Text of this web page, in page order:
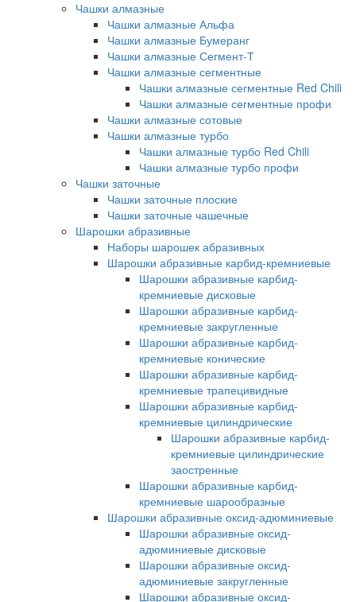
Чашки алмазные
Чашки алмазные Альфа
Чашки алмазные Бумеранг
Чашки алмазные Сегмент-Т
Чашки алмазные сегментные
Чашки алмазные сегментные Red Chili
Чашки алмазные сегментные профи
Чашки алмазные сотовые
Чашки алмазные турбо
Чашки алмазные турбо Red Chili
Чашки алмазные турбо профи
Чашки заточные
Чашки заточные плоские
Чашки заточные чашечные
Шарошки абразивные
Наборы шарошек абразивных
Шарошки абразивные карбид-кремниевые
Шарошки абразивные карбид-
кремниевые дисковые
Шарошки абразивные карбид-
кремниевые закругленные
Шарошки абразивные карбид-
кремниевые конические
Шарошки абразивные карбид-
кремниевые трапецивидные
Шарошки абразивные карбид-
кремниевые цилиндрические
Шарошки абразивные карбид-
кремниевые цилиндрические
заостренные
Шарошки абразивные карбид-
кремниевые шарообразные
Шарошки абразивные оксид-адюминиевые
Шарошки абразивные оксид-
адюминиевые дисковые
Шарошки абразивные оксид-
адюминиевые закругленные
Шарошки абразивные оксид-